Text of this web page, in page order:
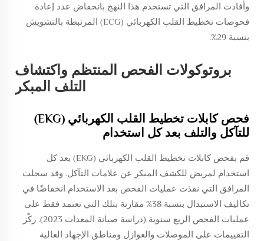
وأفادت المرافق التي تستخدم هذا النهج بانخفاض عدد إعادة
فحوصات تخطيط القلب الكهربائي (ECG) المرتبطة بالتشويش
بنسبة 29%.
بروتوكولات الفحص المنتظم واكتشاف
التلف المبكر
فحص كابلات تخطيط القلب الكهربائي (EKG)
للتآكل والتلف بعد كل استخدام
قم بفحص كابلات تخطيط القلب الكهربائي (EKG) بعد كل
استخدام لمريض للكشف المبكر عن علامات التآكل. وقد سجلت
المرافق التي نفذت عمليات الفحص بعد الاستخدام انخفاضًا في
تكاليف الاستبدال بنسبة 38% مقارنة بتلك التي تعتمد فقط على
عمليات الفحص الربع سنوية (دراسة صيانة المعدات 2023). ركّز
التقييمات على الموصلات والعوازل ومناطق الإجهاد العالية